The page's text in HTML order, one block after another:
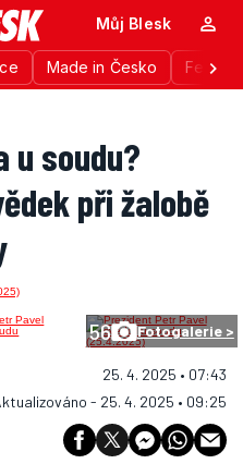
Made in Česko
Můj Blesk
u soudu?
při žalobě
56 Fotogalerie >
25. 4. 2025 • 07:43
- 25. 4. 2025 • 09:25